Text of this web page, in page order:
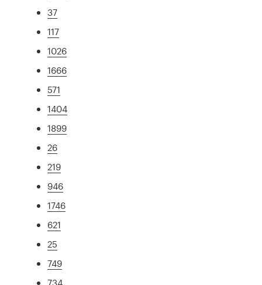
37
117
1026
1666
571
1404
1899
26
219
946
1746
621
25
749
734